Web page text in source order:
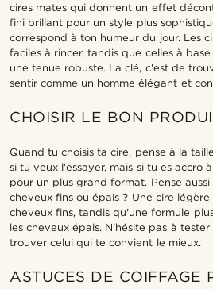
cires mates qui donnent un effet
fini brillant pour un style plus
correspond à ton humeur du jour. Les
faciles à rincer, tandis que celles à
une tenue robuste. La clé, c'est de
sentir comme un homme élégant et
CHOISIR LE BON
Quand tu choisis ta cire, pense à la
si tu veux l'essayer, mais si tu es accro
pour un plus grand format. Pense
cheveux fins ou épais ? Une cire
cheveux fins, tandis qu'une formule
les cheveux épais. N'hésite pas à
trouver celui qui te convient le mieux.
ASTUCES DE COIFFAGE